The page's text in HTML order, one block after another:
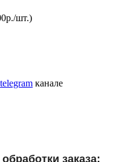
шт.)
telegram канале
заказа: